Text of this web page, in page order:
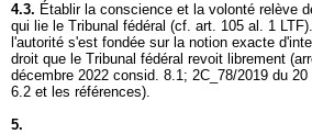
4.3. Établir la conscience et la volonté relève
qui lie le Tribunal fédéral (cf. art. 105 al. 1 LTF
l'autorité s'est fondée sur la notion exacte
droit que le Tribunal fédéral revoit librement
décembre 2022 consid. 8.1; 2C_78/2019 du
6.2 et les références).
5.